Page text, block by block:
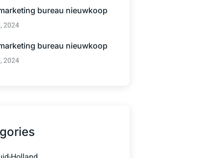
bureau nieuwkoop
2024
bureau nieuwkoop
2024